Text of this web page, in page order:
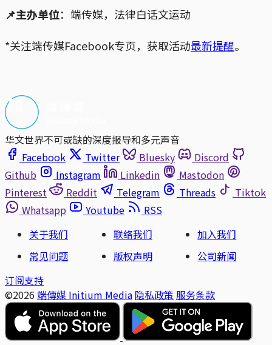
📌主办单位：端传媒，法律白话文运动
*关注端传媒Facebook专页，获取活动最新提醒。
华文世界不可或缺的深度报导和多元声音
Facebook
Twitter Bluesky
Discord
Github
Instagram Linkedin
Mastodon
Pinterest
Reddit Telegram Threads
Tiktok
Whatsapp
Youtube
RSS
关于我们
联络我们
加入我们
常见问题
版权声明
公司新闻
订阅支持
©2026 端傳媒 Initium Media 隐私政策 服务条款